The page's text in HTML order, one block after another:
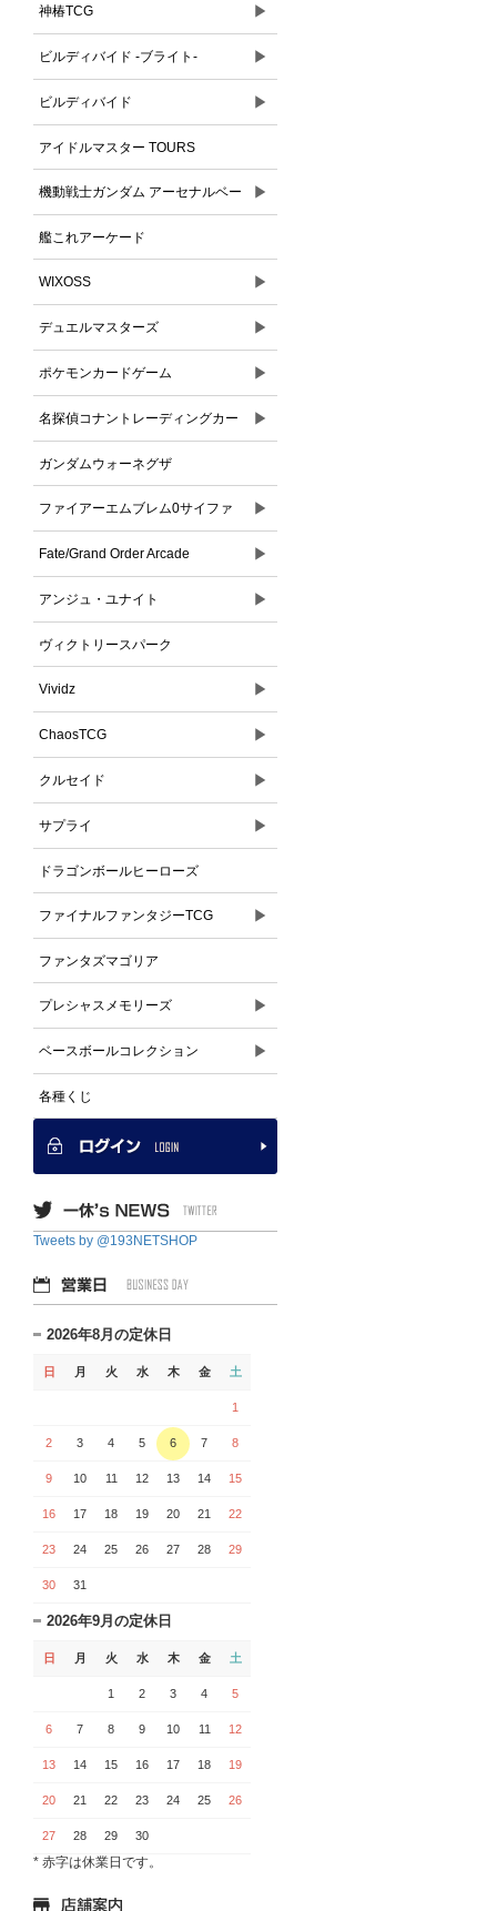
神椿TCG ▶
ビルディバイド -ブライト- ▶
ビルディバイド ▶
アイドルマスター TOURS
機動戦士ガンダム アーセナルベー
ス
▶
艦これアーケード
WIXOSS ▶
デュエルマスターズ ▶
ポケモンカードゲーム ▶
名探偵コナントレーディングカー
ドゲーム
▶
ガンダムウォーネグザ
ファイアーエムブレム0サイファ ▶
Fate/Grand Order Arcade ▶
アンジュ・ユナイト ▶
ヴィクトリースパーク
Vividz ▶
ChaosTCG ▶
クルセイド ▶
サプライ ▶
ドラゴンボールヒーローズ
ファイナルファンタジーTCG ▶
ファンタズマゴリア
プレシャスメモリーズ ▶
ベースボールコレクション ▶
各種くじ
Tweets by @193NETSHOP
2026年8月の定休日
日 月 火 水 木 金 土
1
2 3 4 5 6 7 8
9 10 11 12 13 14 15
16 17 18 19 20 21 22
23 24 25 26 27 28 29
30 31
2026年9月の定休日
日 月 火 水 木 金 土
1 2 3 4 5
6 7 8 9 10 11 12
13 14 15 16 17 18 19
20 21 22 23 24 25 26
27 28 29 30
* 赤字は休業日です。